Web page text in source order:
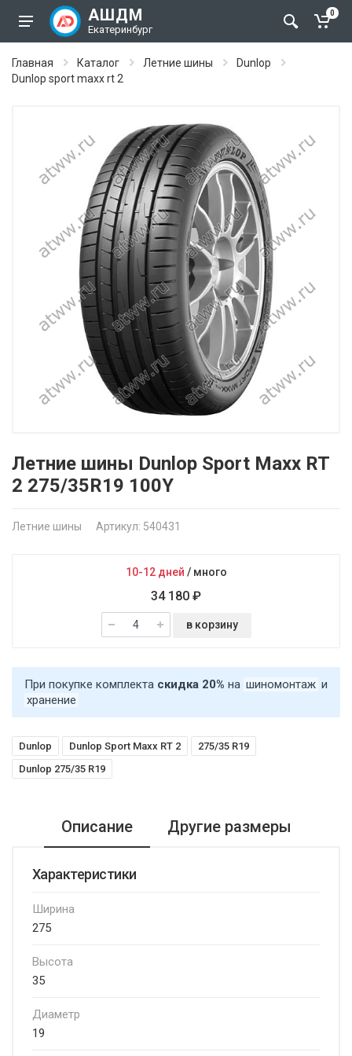
АШДМ
Екатеринбург
0
Главная Каталог Летние шины
Dunlop
Dunlop sport maxx rt 2
Летние шины Dunlop Sport Maxx RT
2 275/35R19 100Y
Летние шины Артикул: 540431
10-12 дней / много
34 180 ₽
в корзину
При покупке комплекта скидка 20% на шиномонтаж и
хранение
Dunlop Dunlop Sport Maxx RT 2
275/35 R19
Dunlop 275/35 R19
Описание Другие размеры
Характеристики
Ширина
275
Высота
35
Диаметр
19